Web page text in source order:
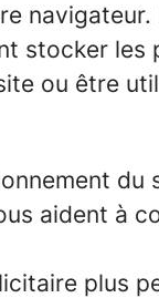
stocker
ou être
du
aident à
plus